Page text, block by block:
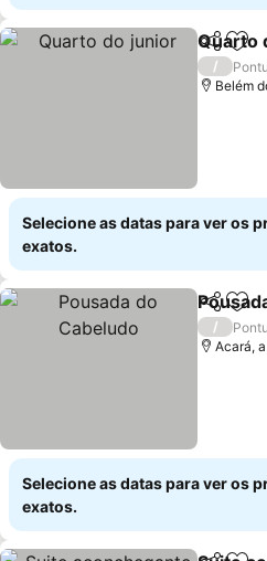
Partilhar
Quarto
/
Belém
Selecione as datas para ver os
exatos.
Partilhar
/
Acará,
Selecione as datas para ver os
exatos.